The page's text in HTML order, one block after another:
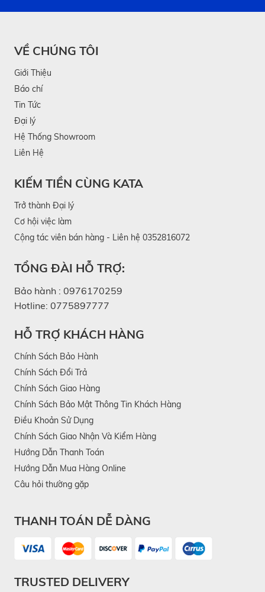
VỀ CHÚNG TÔI
Giới Thiệu
Báo chí
Tin Tức
Đại lý
Hệ Thống Showroom
Liên Hệ
KIẾM TIỀN CÙNG KATA
Trở thành Đại lý
Cơ hội việc làm
Cộng tác viên bán hàng - Liên hệ 0352816072
TỔNG ĐÀI HỖ TRỢ:
Bảo hành : 0976170259
Hotline: 0775897777
HỖ TRỢ KHÁCH HÀNG
Chính Sách Bảo Hành
Chính Sách Đổi Trả
Chính Sách Giao Hàng
Chính Sách Bảo Mật Thông Tin Khách Hàng
Điều Khoản Sử Dụng
Chính Sách Giao Nhận Và Kiểm Hàng
Hướng Dẫn Thanh Toán
Hướng Dẫn Mua Hàng Online
Câu hỏi thường gặp
THANH TOÁN DỄ DÀNG
TRUSTED DELIVERY